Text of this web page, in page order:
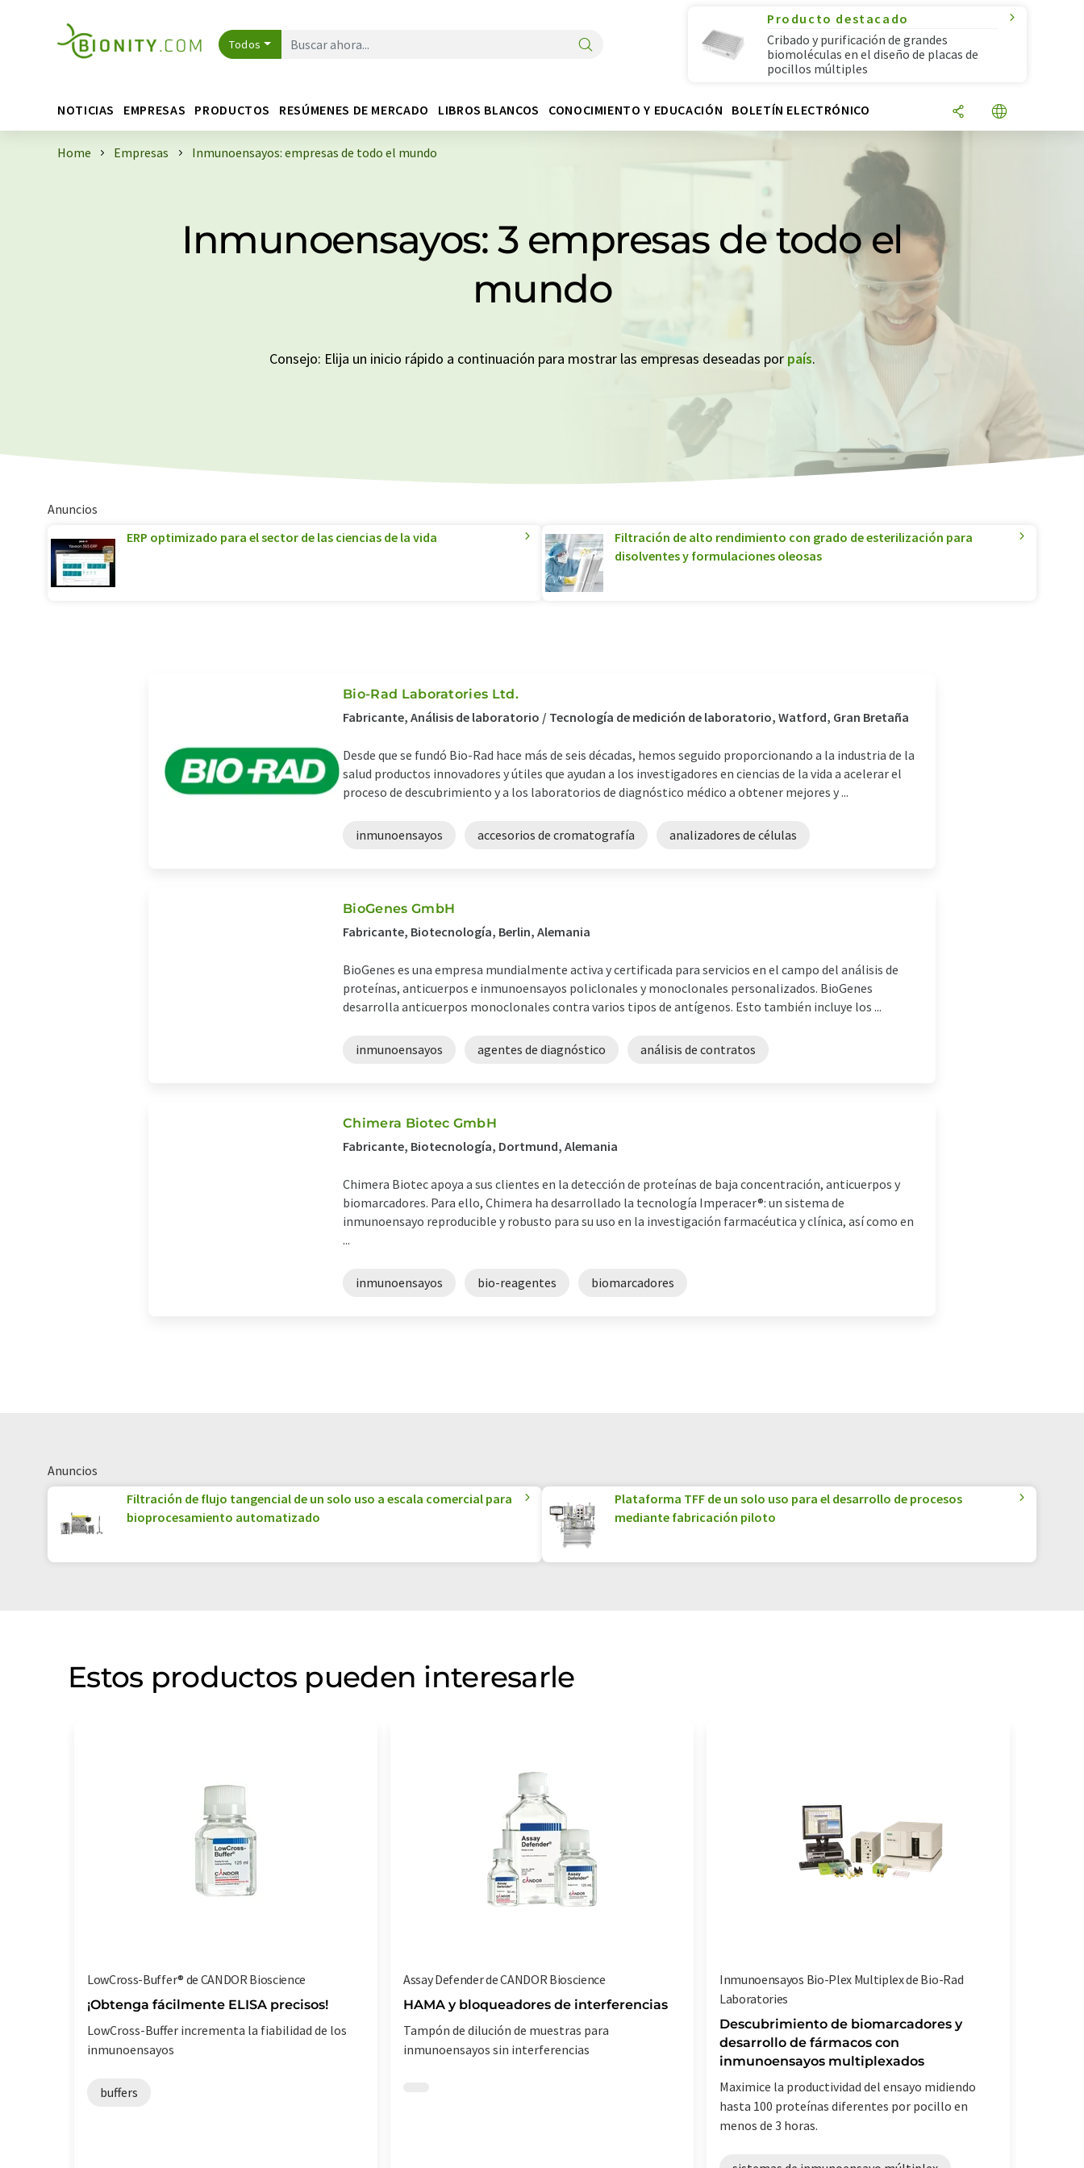
Todos
Producto destacado
Cribado y purificación de grandes
biomoléculas en el diseño de placas de
pocillos múltiples
NOTICIAS EMPRESAS PRODUCTOS RESÚMENES DE MERCADO LIBROS BLANCOS CONOCIMIENTO Y EDUCACIÓN BOLETÍN ELECTRÓNICO
Home Empresas Inmunoensayos: empresas de todo el mundo
Inmunoensayos: 3 empresas de todo el
mundo
Consejo: Elija un inicio rápido a continuación para mostrar las empresas deseadas por país.
Anuncios
ERP optimizado para el sector de las ciencias de la vida
Filtración de alto rendimiento con grado de esterilización para
disolventes y formulaciones oleosas
Bio-Rad Laboratories Ltd.
Fabricante, Análisis de laboratorio / Tecnología de medición de laboratorio, Watford, Gran Bretaña
Desde que se fundó Bio-Rad hace más de seis décadas, hemos seguido proporcionando a la industria de la
salud productos innovadores y útiles que ayudan a los investigadores en ciencias de la vida a acelerar el
proceso de descubrimiento y a los laboratorios de diagnóstico médico a obtener mejores y ...
inmunoensayos accesorios de cromatografía analizadores de células
BioGenes GmbH
Fabricante, Biotecnología, Berlin, Alemania
BioGenes es una empresa mundialmente activa y certificada para servicios en el campo del análisis de
proteínas, anticuerpos e inmunoensayos policlonales y monoclonales personalizados. BioGenes
desarrolla anticuerpos monoclonales contra varios tipos de antígenos. Esto también incluye los ...
inmunoensayos agentes de diagnóstico análisis de contratos
Chimera Biotec GmbH
Fabricante, Biotecnología, Dortmund, Alemania
Chimera Biotec apoya a sus clientes en la detección de proteínas de baja concentración, anticuerpos y
biomarcadores. Para ello, Chimera ha desarrollado la tecnología Imperacer®: un sistema de
inmunoensayo reproducible y robusto para su uso en la investigación farmacéutica y clínica, así como en
...
inmunoensayos bio-reagentes biomarcadores
Anuncios
Filtración de flujo tangencial de un solo uso a escala comercial para
bioprocesamiento automatizado
Plataforma TFF de un solo uso para el desarrollo de procesos
mediante fabricación piloto
Estos productos pueden interesarle
LowCross-Buffer® de CANDOR Bioscience
¡Obtenga fácilmente ELISA precisos!
LowCross-Buffer incrementa la fiabilidad de los
inmunoensayos
buffers
Assay Defender de CANDOR Bioscience
HAMA y bloqueadores de interferencias
Tampón de dilución de muestras para
inmunoensayos sin interferencias
Inmunoensayos Bio-Plex Multiplex de Bio-Rad
Laboratories
Descubrimiento de biomarcadores y
desarrollo de fármacos con
inmunoensayos multiplexados
Maximice la productividad del ensayo midiendo
hasta 100 proteínas diferentes por pocillo en
menos de 3 horas.